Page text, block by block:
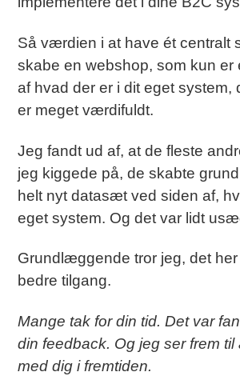
Så værdien i at have ét centralt
skabe en webshop, som kun er
af hvad der er i dit eget system,
er meget værdifuldt.
Jeg fandt ud af, at de fleste
jeg kiggede på, de skabte
helt nyt datasæt ved siden af,
eget system. Og det var lidt
Grundlæggende tror jeg, det
bedre tilgang.
Mange tak for din tid. Det var
din feedback. Og jeg ser frem til
med dig i fremtiden.